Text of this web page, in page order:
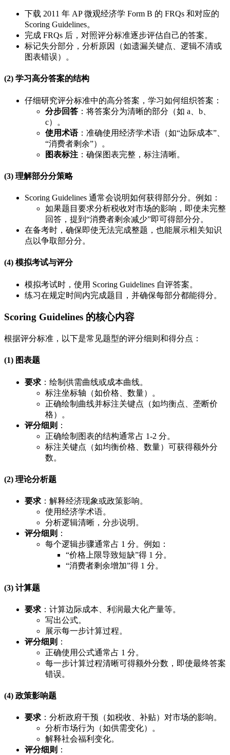
下载 2011 年 AP 微观经济学 Form B 的 FRQs 和对应的
Scoring Guidelines。
完成 FRQs 后，对照评分标准逐步评估自己的答案。
标记失分部分，分析原因（如遗漏关键点、逻辑不清或
图表错误）。
(2) 学习高分答案的结构
仔细研究评分标准中的高分答案，学习如何组织答案：
分步回答 ：将答案分为清晰的部分（如 a、b、
c）。
使用术语：准确使用经济学术语（如“边际成本”、
“消费者剩余”）。
图表标注 ：确保图表完整，标注清晰。
(3) 理解部分分策略
Scoring Guidelines 通常会说明如何获得部分分。例如：
如果题目要求分析税收对市场的影响，即使未完整
回答，提到“消费者剩余减少”即可得部分分。
在备考时，确保即使无法完成整题，也能展示相关知识
点以争取部分分。
(4) 模拟考试与评分
模拟考试时，使用 Scoring Guidelines 自评答案。
练习在规定时间内完成题目，并确保每部分都能得分。
Scoring Guidelines 的核心内容
根据评分标准，以下是常见题型的评分细则和得分点：
(1) 图表题
要求 ：绘制供需曲线或成本曲线。
标注坐标轴（如价格、数量）。
正确绘制曲线并标注关键点（如均衡点、垄断价
格）。
评分细则 ：
正确绘制图表的结构通常占 1-2 分。
标注关键点（如均衡价格、数量）可获得额外分
数。
(2) 理论分析题
要求 ：解释经济现象或政策影响。
使用经济学术语。
分析逻辑清晰，分步说明。
评分细则 ：
每个逻辑步骤通常占 1 分。例如：
“价格上限导致短缺”得 1 分。
“消费者剩余增加”得 1 分。
(3) 计算题
要求 ：计算边际成本、利润最大化产量等。
写出公式。
展示每一步计算过程。
评分细则 ：
正确使用公式通常占 1 分。
每一步计算过程清晰可得额外分数，即使最终答案
错误。
(4) 政策影响题
要求 ：分析政府干预（如税收、补贴）对市场的影响。
分析市场行为（如供需变化）。
解释社会福利变化。
评分细则 ：